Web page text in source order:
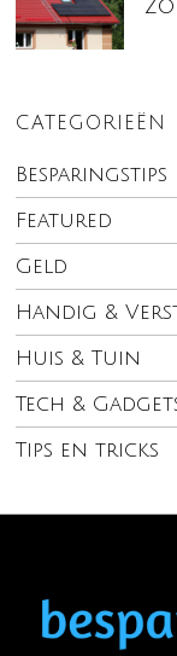
CATEGORIEËN
Besparingstips
Featured
Geld
Handig &
Huis & Tuin
Tech &
Tips en tricks